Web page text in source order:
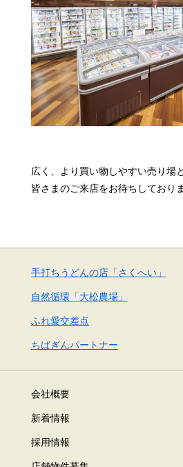
広く、より買い物しやすい売り場
皆さまのご来店をお待ちしておりま
手打ちうどんの店「さくへい」
自然循環「大松農場」
ふれ愛交差点
ちばぎんパートナー
会社概要
新着情報
採用情報